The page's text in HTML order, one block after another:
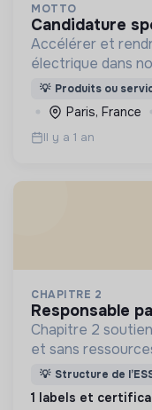
MOTTO
candidature
Accélérer et
électrique dans
💡 Produits ou
Paris, France
Il y a 1 an
CHAPITRE 2
responsable
Chapitre 2
et sans
parcours
l'exclusion.
💡 Structure de
1 labels et